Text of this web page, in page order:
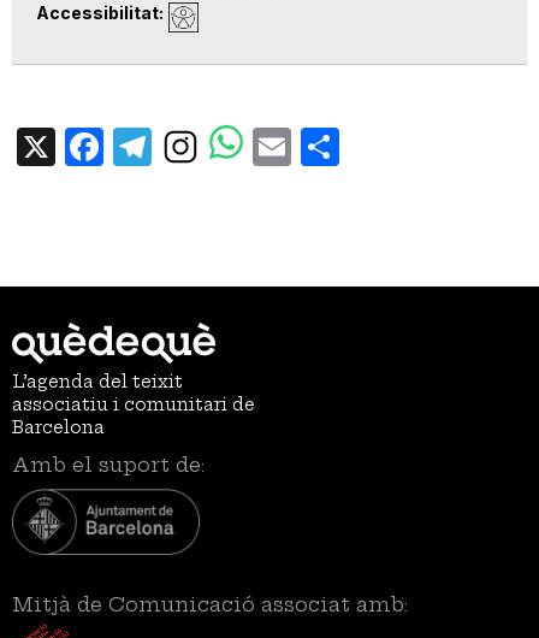
Accessibilitat
X Facebook
TelegramEmail
L’agenda del teixit
associatiu i comunitari de
Barcelona
Amb el suport de:
Mitjà de Comunicació associat amb: